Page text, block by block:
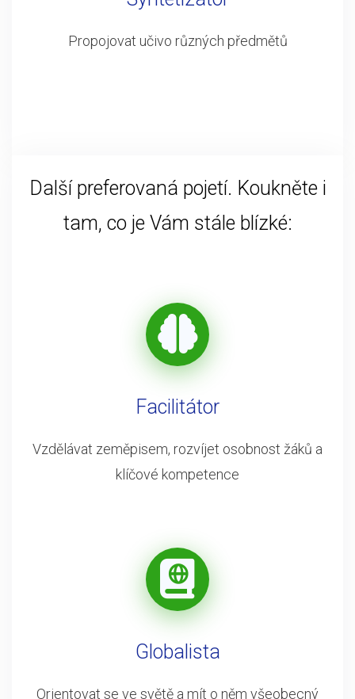
Propojovat učivo různých předmětů
Další preferovaná pojetí. Koukněte i
tam, co je Vám stále blízké:
Facilitátor
Vzdělávat zeměpisem, rozvíjet osobnost žáků a
klíčové kompetence
Globalista
Orientovat se ve světě a mít o něm všeobecný